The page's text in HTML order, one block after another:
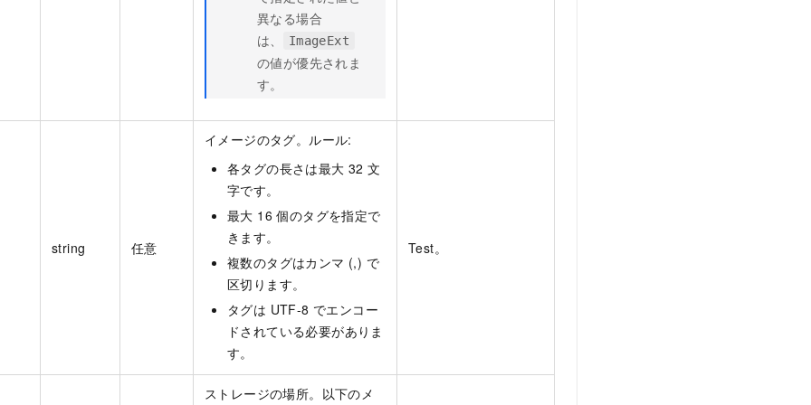
異なる場合
は、
ImageExt
の値が優先されま
す。
string 任意
イメージのタグ。ルール:
各タグの長さは最大 32 文
字です。
最大 16 個のタグを指定で
きます。
複数のタグはカンマ (,) で
区切ります。
タグは UTF-8 でエンコー
ドされている必要がありま
す。
Test。
ストレージの場所。以下のメ